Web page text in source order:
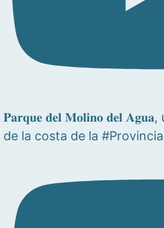
𝐏𝐚𝐫𝐪𝐮𝐞 𝐝𝐞𝐥 𝐌𝐨𝐥𝐢𝐧𝐨 𝐝𝐞𝐥
de la costa de la